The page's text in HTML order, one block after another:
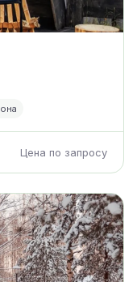
Цена по запросу